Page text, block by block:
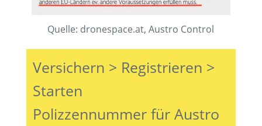
Quelle: dronespace.at, Austro Control
Versichern > Registrieren >
Starten
Polizzennummer für Austro